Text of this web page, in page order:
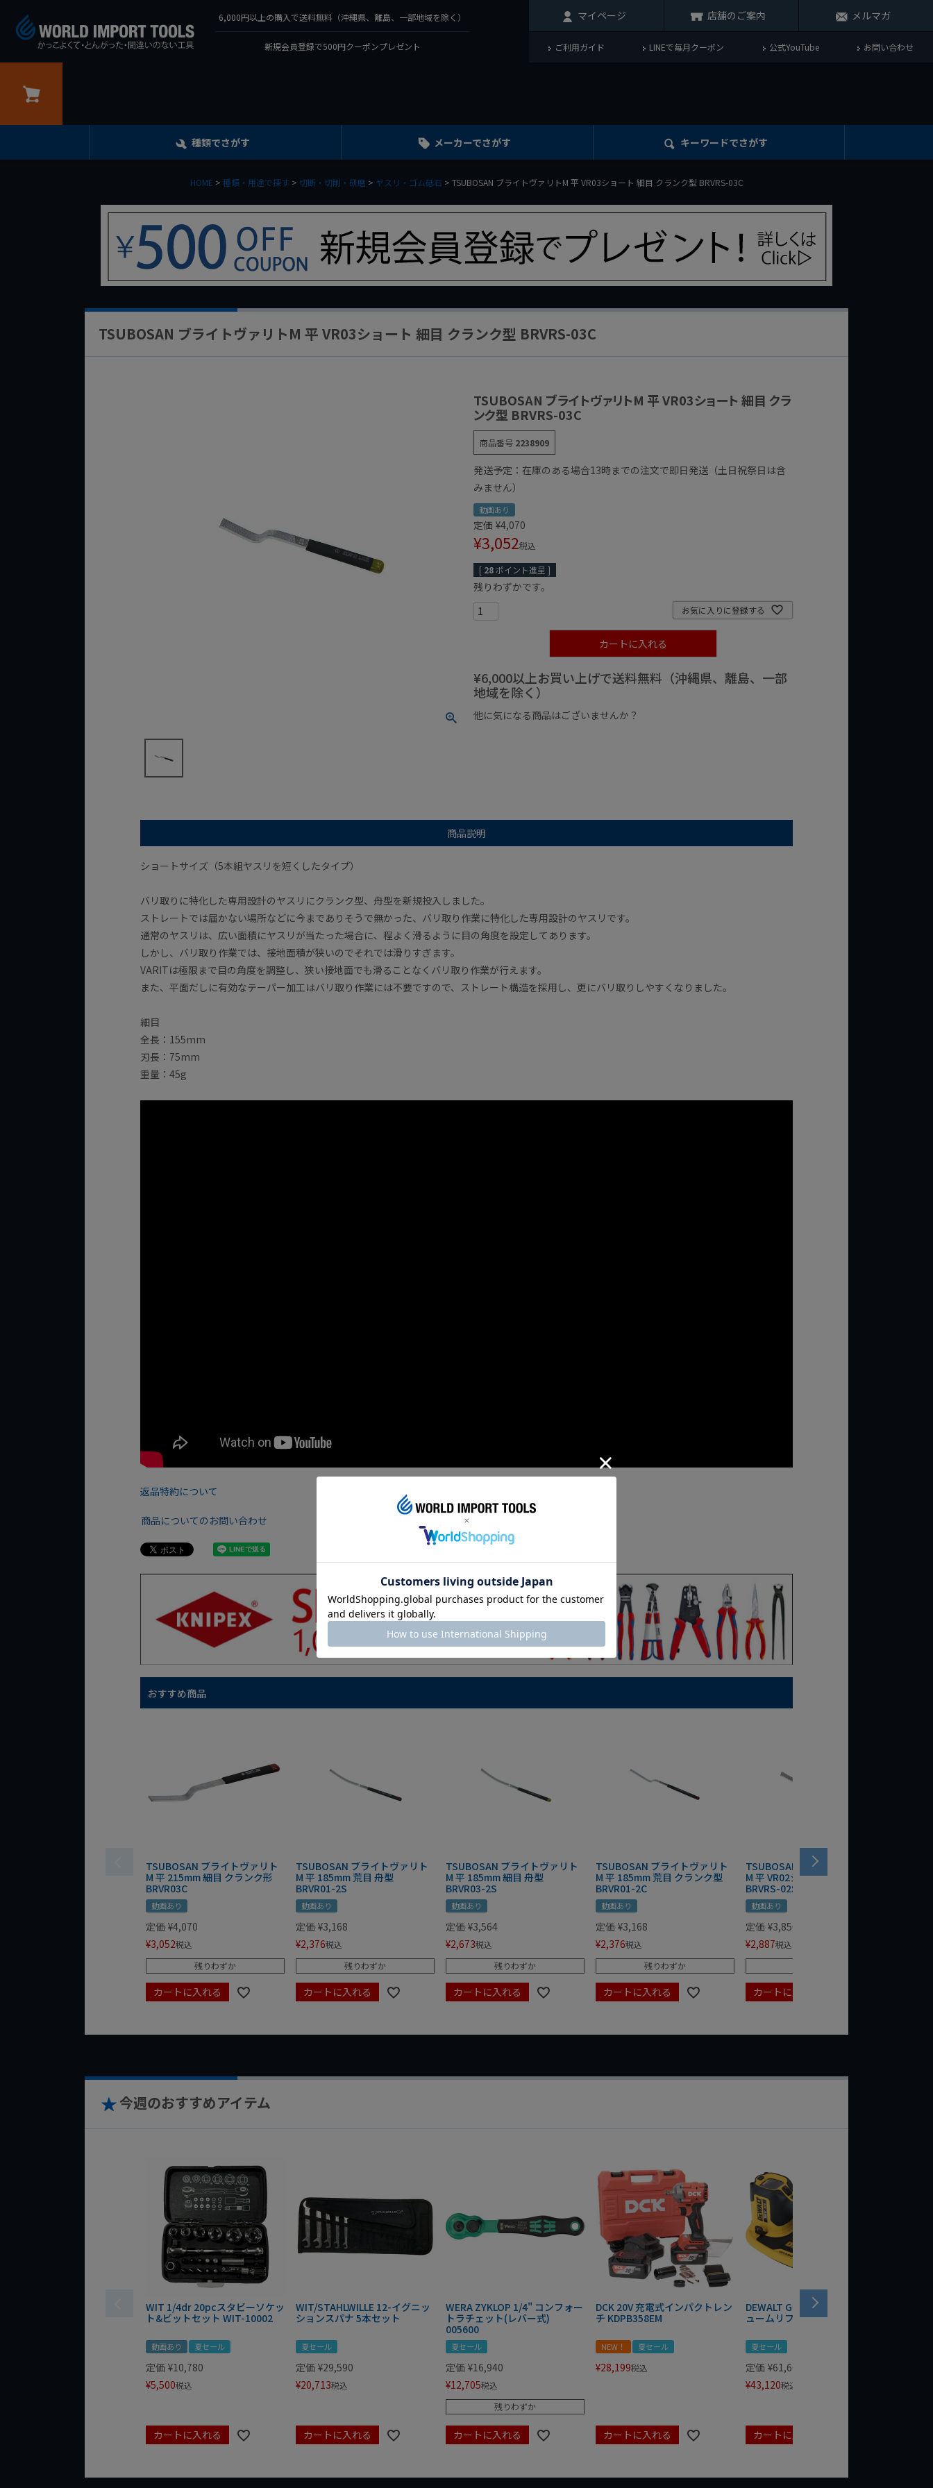
6,000円以上の購入で送料無料（沖縄県、離島、一部地域を除く）
新規会員登録で500円クーポンプレゼント
マイページ 店舗のご案内 メルマガ
ご利用ガイド LINEで毎月クーポン 公式YouTube お問い合わせ
種類でさがす メーカーでさがす キーワードでさがす
HOME 種類・用途で探す 切断・切削・研磨 ヤスリ・ゴム砥石 TSUBOSAN ブライトヴァリトM 平 VR03ショート 細目 クランク型 BRVRS-03C
TSUBOSAN ブライトヴァリトM 平 VR03ショート 細目 クランク型 BRVRS-03C
TSUBOSAN ブライトヴァリトM 平 VR03ショート 細目 クラ
ンク型 BRVRS-03C
商品番号 2238909
発送予定：在庫のある場合13時までの注文で即日発送（土日祝祭日は含
みません）
動画あり
定価 ¥4,070
¥3,052税込
[ 28ポイント進呈 ]
残りわずかです。
お気に入りに登録する
カートに入れる
¥6,000以上お買い上げで送料無料（沖縄県、離島、一部
地域を除く）
他に気になる商品はございませんか？
商品説明
ショートサイズ（5本組ヤスリを短くしたタイプ）
バリ取りに特化した専用設計のヤスリにクランク型、舟型を新規投入しました。
ストレートでは届かない場所などに今までありそうで無かった、バリ取り作業に特化した専用設計のヤスリです。
通常のヤスリは、広い面積にヤスリが当たった場合に、程よく滑るように目の角度を設定してあります。
しかし、バリ取り作業では、接地面積が狭いのでそれでは滑りすぎます。
VARITは極限まで目の角度を調整し、狭い接地面でも滑ることなくバリ取り作業が行えます。
また、平面だしに有効なテーパー加工はバリ取り作業には不要ですので、ストレート構造を採用し、更にバリ取りしやすくなりました。
細目
全長：155mm
刃長：75mm
重量：45g
返品特約について
商品についてのお問い合わせ
おすすめ商品
TSUBOSAN ブライトヴァリト
M 平 215mm 細目 クランク形
BRVR03C
動画あり
定価 ¥4,070
¥3,052税込
残りわずか
カートに入れる
TSUBOSAN ブライトヴァリト
M 平 185mm 荒目 舟型
BRVR01-2S
動画あり
定価 ¥3,168
¥2,376税込
残りわずか
カートに入れる
TSUBOSAN ブライトヴァリト
M 平 185mm 細目 舟型
BRVR03-2S
動画あり
定価 ¥3,564
¥2,673税込
残りわずか
カートに入れる
TSUBOSAN ブライトヴァリト
M 平 185mm 荒目 クランク型
BRVR01-2C
動画あり
定価 ¥3,168
¥2,376税込
残りわずか
カートに入れる
TSUBOSAN ブライトヴァリト
M 平 VR02ショート 中目 舟型
BRVRS-02S
動画あり
定価 ¥3,850
¥2,887税込
カートに入れる
今週のおすすめアイテム
WIT 1/4dr 20pcスタビーソケッ
ト&ビットセット WIT-10002
動画あり 夏セール
定価 ¥10,780
¥5,500税込
カートに入れる
WIT/STAHLWILLE 12-イグニッ
ションスパナ 5本セット
夏セール
定価 ¥29,590
¥20,713税込
カートに入れる
WERA ZYKLOP 1/4" コンフォー
トラチェット(レバー式)
005600
夏セール
定価 ¥16,940
¥12,705税込
残りわずか
カートに入れる
DCK 20V 充電式インパクトレン
チ KDPB358EM
NEW！ 夏セール
¥28,199税込
カートに入れる
DEWALT GRABO 18V電動バキ
ュームリフター DCE590N-XJ
夏セール
定価 ¥61,600
¥43,120税込
カートに入れる